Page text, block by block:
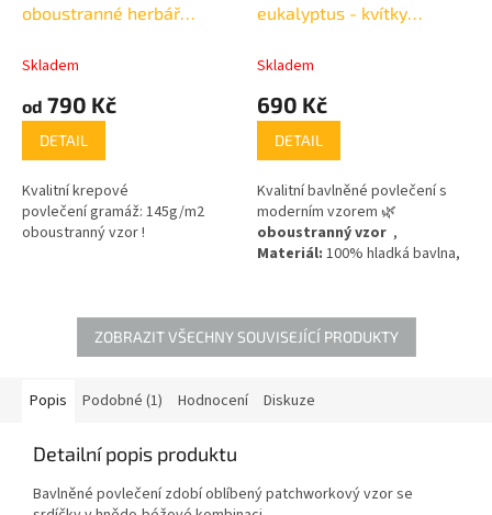
oboustranné herbář
Skladem
od 790 Kč
DETAIL
Kvalitní krepové
povlečení gramáž: 145g/m2
oboustranný vzor !
eukalyptus - kvítky
Skladem
690 Kč
DETAIL
Kvalitní bavlněné povlečení s
moderním vzorem 🌿
oboustranný vzor ,
Materiál: 100% hladká bavlna,
ZOBRAZIT VŠECHNY SOUVISEJÍCÍ PRODUKTY
Popis Podobné (1) Hodnocení Diskuze
Detailní popis produktu
Bavlněné povlečení zdobí oblíbený patchworkový vzor se